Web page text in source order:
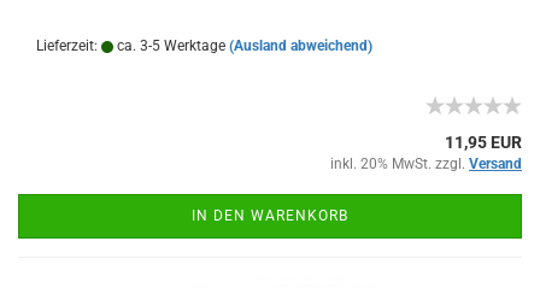
Lieferzeit: ca. 3-5 Werktage (Ausland abweichend)
11,95 EUR
inkl. 20% MwSt. zzgl. Versand
IN DEN WARENKORB